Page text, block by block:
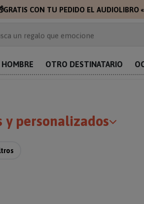
GRATIS CON TU PEDIDO EL AUDIOLIBRO
un regalo que emocione
personalizados para sorprender
HOMBRE OTRO DESTINATARIO
y personalizados